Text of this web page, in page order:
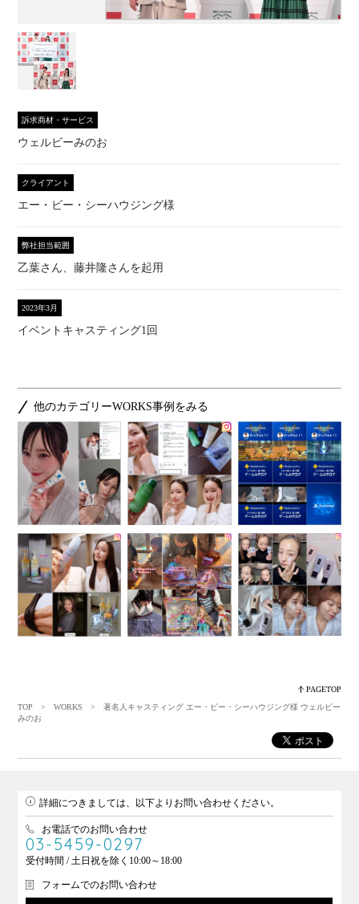
訴求商材・サービス
ウェルビーみのお
クライアント
エー・ビー・シーハウジング様
弊社担当範囲
乙葉さん、藤井隆さんを起用
2023年3月
イベントキャスティング1回
他のカテゴリーWORKS事例をみる
PAGETOP
TOP
>WORKS
> 著名人キャスティング エー・ビー・シーハウジング様 ウェルビー
みのお
詳細につきましては、以下よりお問い合わせください。
お電話でのお問い合わせ
03-5459-0297
受付時間 / 土日祝を除く10:00～18:00
フォームでのお問い合わせ